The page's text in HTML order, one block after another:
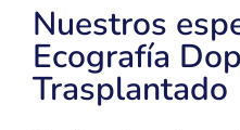
Nuestros
Ecografía
Trasplantado